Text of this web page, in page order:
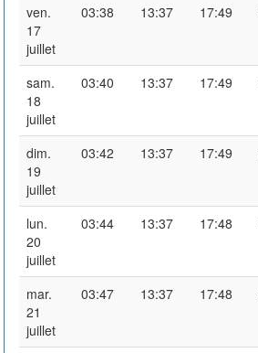
ven.
17
juillet
03:38 13:37 17:49
sam.
18
juillet
03:40 13:37 17:49
dim.
19
juillet
03:42 13:37 17:49
lun.
20
juillet
03:44 13:37 17:48
mar.
21
juillet
03:47 13:37 17:48